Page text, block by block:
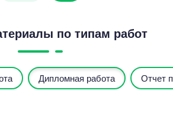
по типам работ
Дипломная работа Отчет